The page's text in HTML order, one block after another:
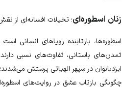
زنان اسطوره‌ای؛ تخیلات افسانه‌ای از
اسطوره‌ها، بازتابنده رویاهای انسانی
تمدن‌های باستانی، تفاوت‌های نسبی
ایزدبانوان در سپهر الهیاتی پرستش
چگونگی بازتاب عشق در روایت‌های